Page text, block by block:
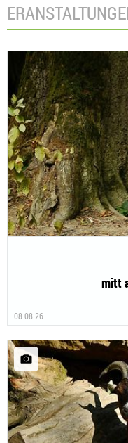
mitt
08.08.26